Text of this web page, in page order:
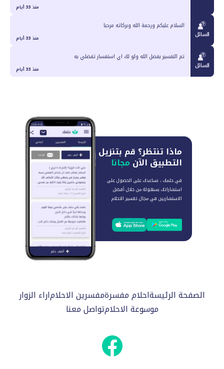
منذ 33 أيام
السائل
السلام عليكم ورحمة الله وبركاته مرحبا
منذ 33 أيام
السائل
تم التفسير بفضل الله ولو لك اي استفسار تفضلي به
منذ 33 أيام
ماذا تنتظر؟ قم بتنزيل
التطبيق الآن مجانا
في حلمك ، نساعدك على الحصول على
استشاراتك بسهولة من خلال أفضل
الاستشاريين في مجال تفسير الاحلام
الصفحة الرئيسةاحلام مفسرةمفسرين الاحلاماراء الزوار
موسوعة الاحلامتواصل معنا